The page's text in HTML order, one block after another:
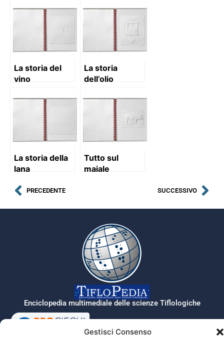
Gestisci Consenso
La storia del
vino
La storia
dell’olio
La storia della
lana
Tutto sul
maiale
PRECEDENTE SUCCESSIVO
Enciclopedia multimediale delle scienze Tiflologiche